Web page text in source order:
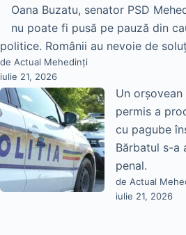
Oana Buzatu, senator PSD
nu poate fi pusă pe pauză din
politice. Românii au nevoie de
de Actual Mehedinți
iulie 21, 2026
Un
permis a
cu pagube
Bărbatul s-a
penal.
de Actual
iulie 21, 2026